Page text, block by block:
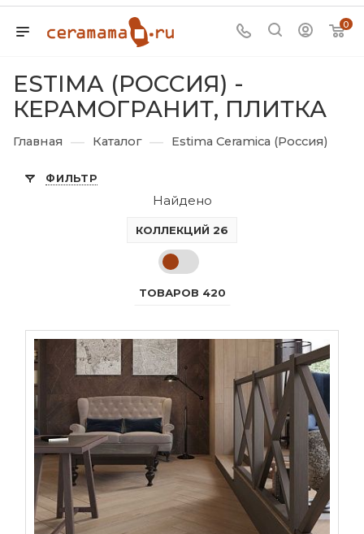
0
ESTIMA (РОССИЯ) -
КЕРАМОГРАНИТ, ПЛИТКА
Главная — Каталог — Estima Ceramica (Россия)
ФИЛЬТР
Найдено
КОЛЛЕКЦИЙ 26
ТОВАРОВ 420